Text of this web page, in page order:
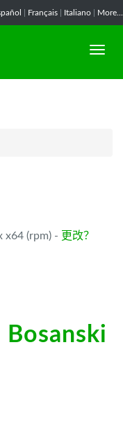
Français Italiano More...
x64 (rpm) - 更改？
Bosanski